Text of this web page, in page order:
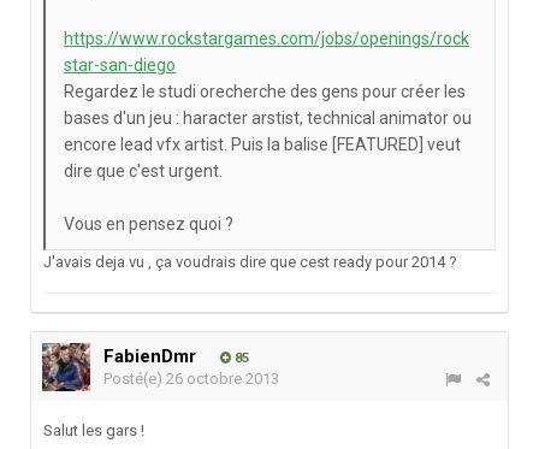
https://www.rockstargames.com/jobs/openings/rock
star-san-diego
Regardez le studi orecherche des gens pour créer les
bases d'un jeu : haracter arstist, technical animator ou
encore lead vfx artist. Puis la balise [FEATURED] veut
dire que c'est urgent.
Vous en pensez quoi ?
J'avais deja vu , ça voudrais dire que cest ready pour 2014 ?
FabienDmr 85
Posté(e) 26 octobre 2013
Salut les gars !